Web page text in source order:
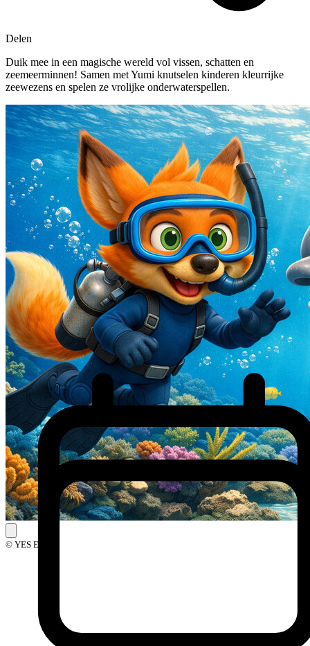
Delen
Duik mee in een magische wereld vol vissen, schatten en
zeemeerminnen! Samen met Yumi knutselen kinderen kleurrijke
zeewezens en spelen ze vrolijke onderwaterspellen.
© YES Events